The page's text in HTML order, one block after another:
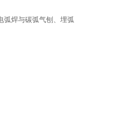
弧焊与碳弧气刨、埋弧